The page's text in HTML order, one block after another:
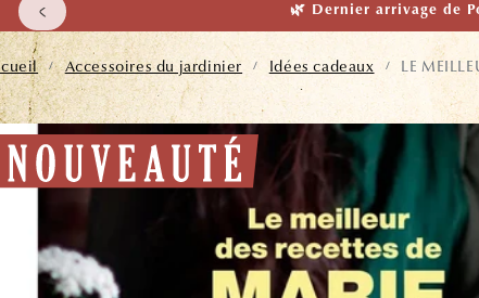
🌱
/ Accessoires du jardinier / Idées cadeaux / LE
AUX